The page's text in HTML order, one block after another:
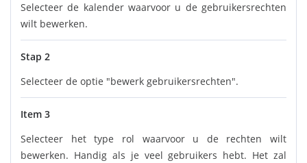
Selecteer de kalender waarvoor u de gebruikersrechten
wilt bewerken.
Stap 2
Selecteer de optie "bewerk gebruikersrechten".
Item 3
Selecteer het type rol waarvoor u de rechten wilt
bewerken. Handig als je veel gebruikers hebt. Het zal